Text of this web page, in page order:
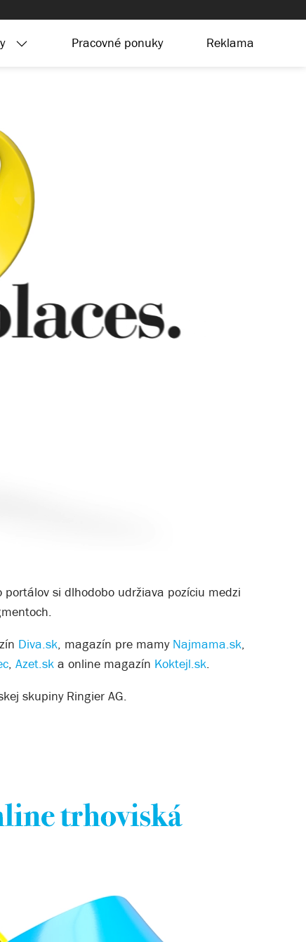
Pracovné ponuky Reklama
si dlhodobo udržiava pozíciu medzi
Diva.sk, magazín pre mamy Najmama.sk,
, Azet.ska online magazín Koktejl.sk.
skupiny Ringier AG.